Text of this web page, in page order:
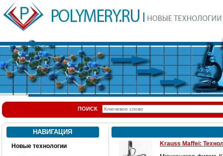
ПОИСК
НАВИГАЦИЯ
Новые технологии
Krauss Maffei: